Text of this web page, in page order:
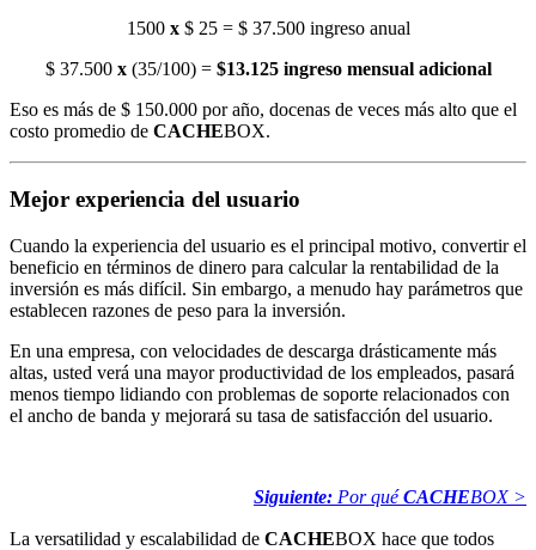
1500 x$ 25 = $ 37.500 ingreso anual
$ 37.500 x(35/100) = $13.125 ingreso mensual adicional
Eso es más de $ 150.000 por año, docenas de veces más alto que el
costo promedio de CACHEBOX.
Mejor experiencia del usuario
Cuando la experiencia del usuario es el principal motivo, convertir el
beneficio en términos de dinero para calcular la rentabilidad de la
inversión es más difícil. Sin embargo, a menudo hay parámetros que
establecen razones de peso para la inversión.
En una empresa, con velocidades de descarga drásticamente más
altas, usted verá una mayor productividad de los empleados, pasará
menos tiempo lidiando con problemas de soporte relacionados con
el ancho de banda y mejorará su tasa de satisfacción del usuario.
Siguiente: Por quéCACHEBOX >
La versatilidad y escalabilidad de CACHEBOX hace que todos